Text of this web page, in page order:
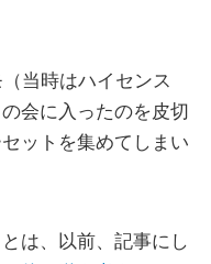
当時はハイセンス
会に入ったのを皮切
ットを集めてしまい
は、以前、記事にし